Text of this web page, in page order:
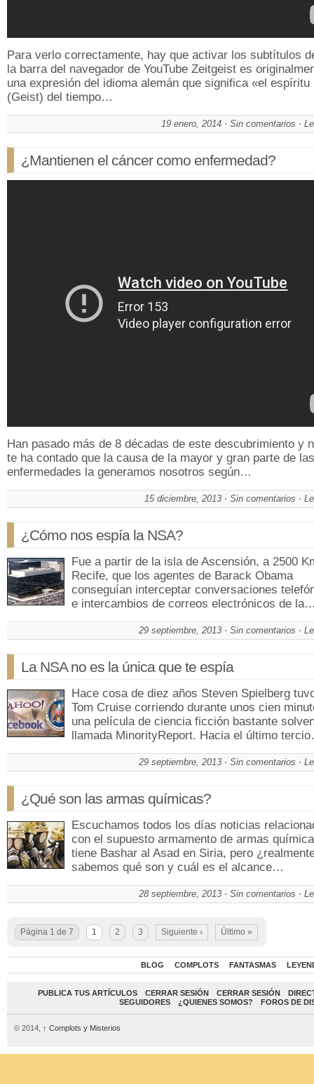
Para verlo correctamente, hay que activar los subtítulos
la barra del navegador de YouTube Zeitgeist es
una expresión del idioma alemán que significa «el espíritu
(Geist) del tiempo…
19 enero, 2014 Sin comentarios
¿Mantienen el cáncer como enfermedad?
Han pasado más de 8 décadas de este descubrimiento y
te ha contado que la causa de la mayor y gran parte de las
enfermedades la generamos nosotros según…
15 diciembre, 2013 Sin comentarios
¿Cómo nos espía la NSA?
Fue a partir de la isla de Ascensión, a 2500
Recife, que los agentes de Barack Obama
conseguían interceptar conversaciones
e intercambios de correos electrónicos de
29 septiembre, 2013 Sin comentarios
La NSA no es la única que te espía
Hace cosa de diez años Steven Spielberg
Tom Cruise corriendo durante unos cien
una película de ciencia ficción bastante
llamada MinorityReport. Hacia el último
29 septiembre, 2013 Sin comentarios
¿Qué son las armas químicas?
Escuchamos todos los días noticias
con el supuesto armamento de armas
tiene Bashar al Asad en Siria, pero
sabemos qué son y cuál es el alcance…
28 septiembre, 2013 Sin comentarios
Página 1 de 7 1 2 3 Siguiente › Último »
BLOG COMPLOTS FANTASMAS
PUBLICA TUS ARTÍCULOS CERRAR SESIÓN CERRAR SESIÓN
SEGUIDORES
¿QUIENES SOMOS? FOROS DE
© 2014, ↑ Complots y Misterios